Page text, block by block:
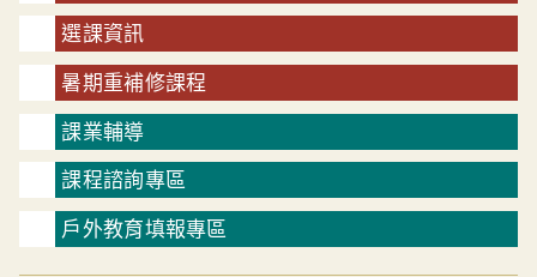
選課資訊
暑期重補修課程
課業輔導
課程諮詢專區
戶外教育填報專區